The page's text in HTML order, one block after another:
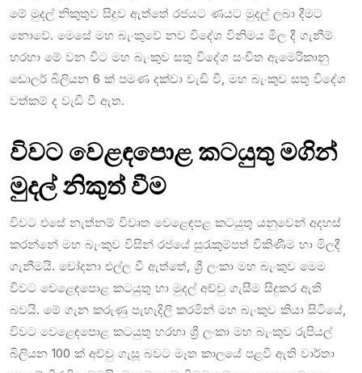
මේ මුදල් නිකුතුව සිදුව ඇත්තේ රජයට ණයට මුදල් ලබා දීමට
නොවේ. මෙසේ මහ බැංකුවේ නව විදේශ විනිමය මිල දී ගැනීම්
හරහා මේ වන විට මහ බැංකුව සතු විදේශ සංචිත ඇමෙරිකානු
ඩොලර් බිලියන 6 ක් පමණ දක්වා වැඩි වී, මහ බැංකුව සතු විදේශ
වත්කම් ද වැඩි වී ඇත.
විවට වෙළඳපොළ කටයුතු මගින්
මුදල් නිකුත් වීම
විවට එසේ නැත්නම් විවෘත වෙළෙඳපළ කටයුතු යනුවෙන් අදහස්
කරන්නේ මහ බැංකුව විසින් රජයේ සුරැකුම්පත් විකිණීම හා මිලදී
ගැනීමයි. චෝදනා එල්ල වී ඇත්තේ, ශ්‍රී ලංකා මහ බැංකුව මෙම
විවට වෙළෙඳපොළ කටයුතු හා මුදල් අච්චු ගැසීම සිදුකර ඇති
බවයි. මේ ගැන කරුණු පැහැදිලි කරමින් මහ බැංකුව කියා සිටියේ,
විවට වෙළෙඳපොළ කටයුතු හරහා ශ්‍රී ලංකා මහ බැංකුව රුපියල්
බිලියන 100 ක් අච්චු ගැසූ බවට මෑත කාලයේ පළවී ඇති වාර්තා